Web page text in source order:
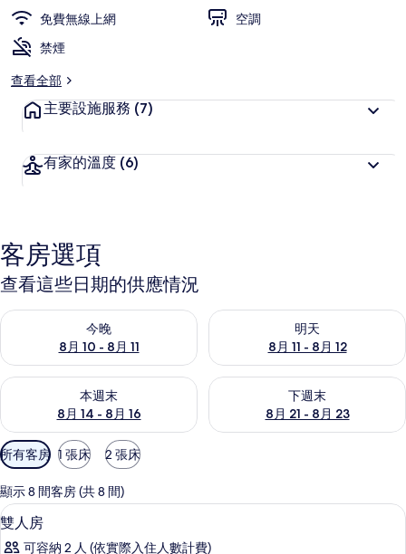
免費無線上網
空調
禁煙
查看全部
主要設施服務 (7)
有家的溫度 (6)
客房選項
查看這些日期的供應情況
今晚
8月 10 - 8月 11
查看今晚 (8月 10 - 8月 11) 的供應情況
明天
8月 11 - 8月 12
查看明天 (8月 11 - 8月 12) 的供
本週末
8月 14 - 8月 16
查看本週末 (8月 14 - 8月 16) 的供應情況
下週末
8月 21 - 8月 23
查看下週末 (8月 21 - 8月 23)
可
用
的
客
房
篩
所有客房 1 張床 2 張床
顯示 8 間客房 (共 8 間)
顯
示
14
雙人房
可容納 2 人 (依實際入住人數計費)